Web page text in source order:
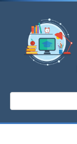
Перейти
Поиск: